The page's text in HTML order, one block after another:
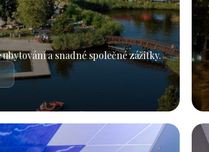
a snadné společné zážitky.